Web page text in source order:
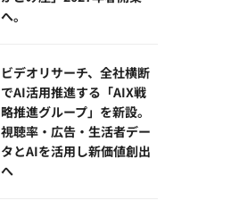
へ。
ビデオリサーチ、全社横断
でAI活用推進する「AIX戦
略推進グループ」を新設。
視聴率・広告・生活者デー
タとAIを活用し新価値創出
へ